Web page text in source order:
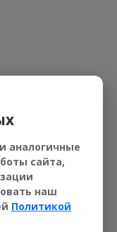
аналогичные
сайта,
наш
Политикой